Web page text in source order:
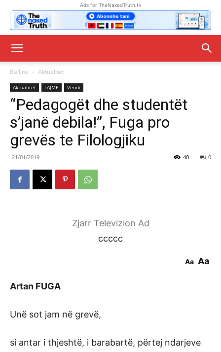
Ads for TheNakedTruth.tv
Ballina Aktualitet
Aktualitet LAJME Vendi
“Pedagogët dhe studentët
s’janë debila!”, Fuga pro
grevës te Filologjiku
21/01/2019 0
40
Zjarr Televizion Ad
ccccc
Aa Aa
Artan FUGA
Unë sot jam në grevë,
si antar i thjeshtë, i barabartë, përtej ndarjeve